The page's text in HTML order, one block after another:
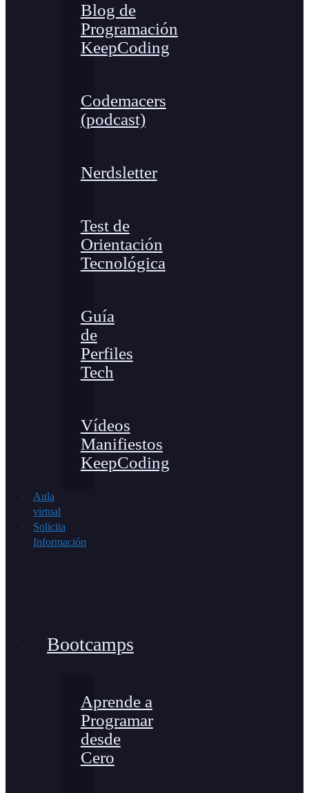
Blog de
Programación
KeepCoding
Codemacers
(podcast)
Nerdsletter
Test de
Orientación
Tecnológica
Guía
de
Perfiles
Tech
Vídeos
Manifiestos
KeepCoding
Aula
virtual
Solicita
Información
Bootcamps
Aprende a
Programar
desde
Cero